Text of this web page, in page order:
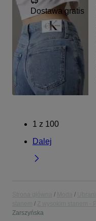
Dostawa gratis
1 z 100
Dalej
Zarszyńska